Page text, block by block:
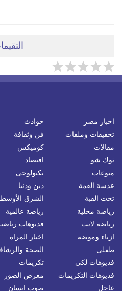
اخبار مصر حوادث
تحقيقات وملفات
فن وثقافة
مقالات
كوميكس
توك شو
اقتصاد
منوعات
تكنولوجى
عدسة القمة
دين ودنيا
تحت القبة
الشرق الأوسط
رياضة محلية
رياضة عالمية
رياضة لايت
فديوهات
ازياء وموضة
اخبار المراة
طفلى
الصحة
فديوهات لكى
تكريمات
فديوهات التكريمات
معرض الصور
عاجل
صوت إنسان